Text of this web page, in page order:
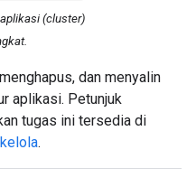
(cluster)
dan menyalin
aplikasi. Petunjuk
tugas ini tersedia di
.